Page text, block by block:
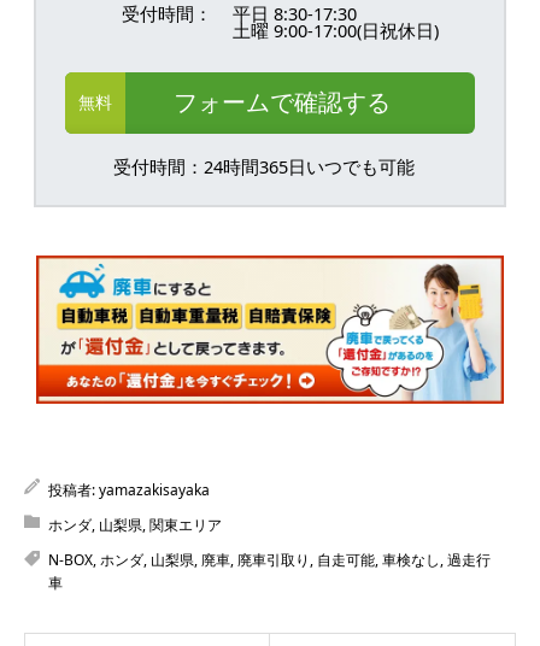
受付時間： 平日 8:30-17:30
土曜 9:00-17:00(日祝休日)
無料 フォームで確認する
受付時間：24時間365日いつでも可能
投稿者:yamazakisayaka
ホンダ, 山梨県,関東エリア
N-BOX,ホンダ, 山梨県,廃車,廃車引取り , 自走可能,車検なし,過走行
車